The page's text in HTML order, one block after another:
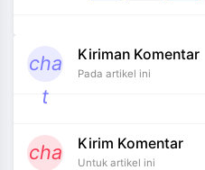
cha
t
Kiriman Komentar
Pada artikel ini
cha Kirim Komentar
Untuk artikel ini